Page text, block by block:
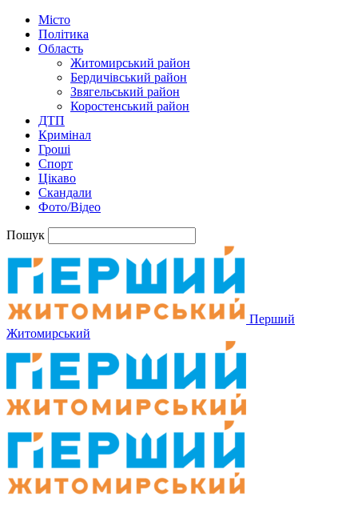
Місто
Політика
Область
Житомирський район
Бердичівський район
Звягельський район
Коростенський район
ДТП
Кримінал
Гроші
Спорт
Цікаво
Скандали
Фото/Відео
Пошук
Перший
Житомирський